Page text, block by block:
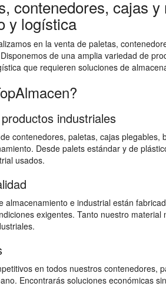
contenedores, cajas
y logística
en la venta de paletas,
de una amplia variedad de
que requieren soluciones de
industriales
contenedores, paletas, cajas
Desde palets estándar y de
usados.
almacenamiento e industrial están
exigentes. Tanto nuestro
en todos nuestros contenedores,
Encontrarás soluciones económicas